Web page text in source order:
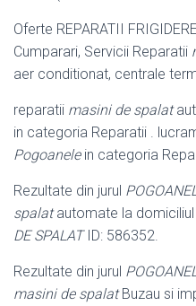
Oferte REPARATII
Cumparari, Servicii Reparatii
aer conditionat, centrale
reparatii masini de spalat
in categoria Reparatii .
Pogoanelein categoria
Rezultate din jurul
spalatautomate la domiciliul
DE SPALATID: 586352.
Rezultate din jurul
masini de spalatBuzau si